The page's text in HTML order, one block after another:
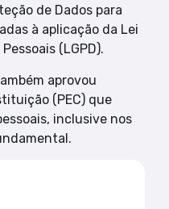
de Dados para
à aplicação da Lei
(LGPD).
aprovou
(PEC) que
inclusive nos